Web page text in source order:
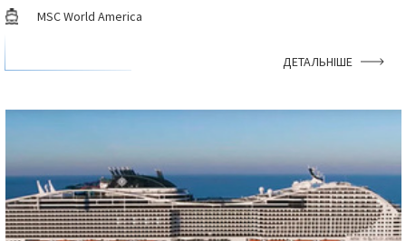
MSC World America
ДЕТАЛЬНІШЕ